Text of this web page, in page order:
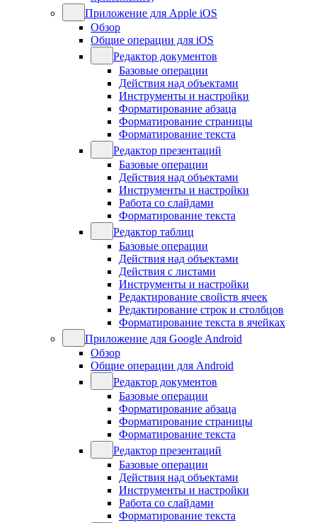
Приложение для Apple iOS
Обзор
Общие операции для iOS
Редактор документов
Базовые операции
Действия над объектами
Инструменты и настройки
Форматирование абзаца
Форматирование страницы
Форматирование текста
Редактор презентаций
Базовые операции
Действия над объектами
Инструменты и настройки
Работа со слайдами
Форматирование текста
Редактор таблиц
Базовые операции
Действия над объектами
Действия с листами
Инструменты и настройки
Редактирование свойств ячеек
Редактирование строк и столбцов
Форматирование текста в ячейках
Приложение для Google Android
Обзор
Общие операции для Android
Редактор документов
Базовые операции
Форматирование абзаца
Форматирование страницы
Форматирование текста
Редактор презентаций
Базовые операции
Действия над объектами
Инструменты и настройки
Работа со слайдами
Форматирование текста